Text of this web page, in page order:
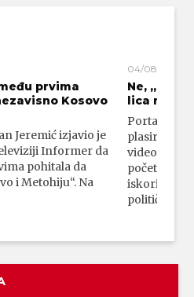
prvima
Kosovo
Jeremić izjavio je
Informer da
pohitala da
i Metohiju“. Na
04/08/2026
Ne,
lica
Portal 24
plasirali su
video-
početka
iskorišćava
političkim